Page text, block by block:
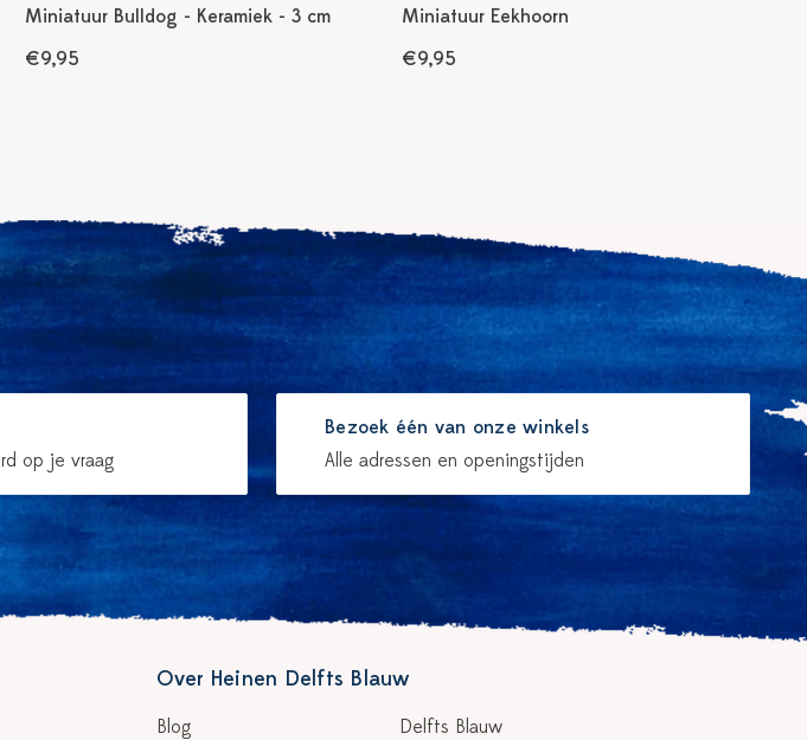
Miniatuur Bulldog - Keramiek - 3 cm
€9,95
Miniatuur Eekhoorn
€9,95
op je vraag
Bezoek één van onze winkels
Alle adressen en openingstijden
Over Heinen Delfts Blauw
Blog Delfts Blauw